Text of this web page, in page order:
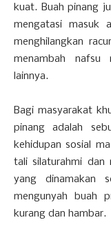
kuat. Buah pinang
mengatasi masuk
menghilangkan
menambah nafsu
lainnya.
Bagi masyarakat
pinang adalah
kehidupan sosial
tali silaturahmi dan
yang dinamakan
mengunyah buah
kurang dan hambar.